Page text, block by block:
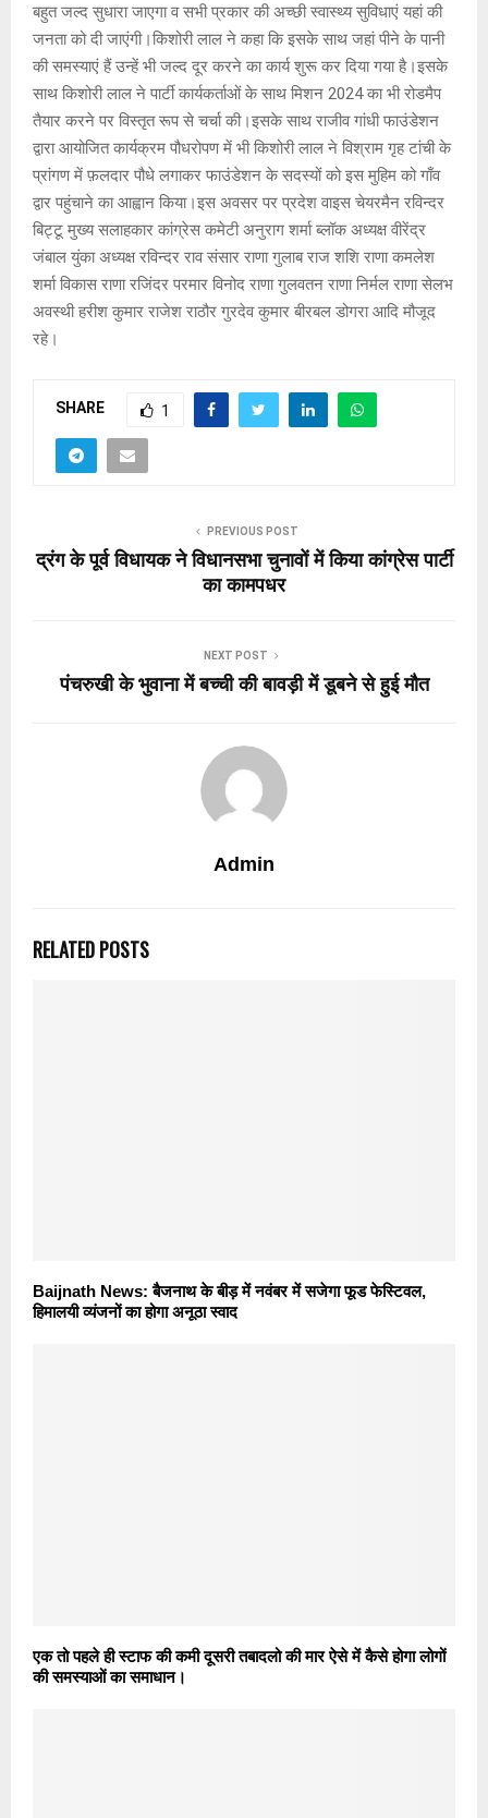
बहुत जल्द सुधारा जाएगा व सभी प्रकार की अच्छी स्वास्थ्य सुविधाएं यहां की
जनता को दी जाएंगी।किशोरी लाल ने कहा कि इसके साथ जहां पीने के पानी
की समस्याएं हैं उन्हें भी जल्द दूर करने का कार्य शुरू कर दिया गया है।इसके
साथ किशोरी लाल ने पार्टी कार्यकर्ताओं के साथ मिशन 2024 का भी रोडमैप
तैयार करने पर विस्तृत रूप से चर्चा की।इसके साथ राजीव गांधी फाउंडेशन
द्वारा आयोजित कार्यक्रम पौधरोपण में भी किशोरी लाल ने विश्राम गृह टांची के
प्रांगण में फ़लदार पौधे लगाकर फाउंडेशन के सदस्यों को इस मुहिम को गाँव
द्वार पहुंचाने का आह्वान किया।इस अवसर पर प्रदेश वाइस चेयरमैन रविन्दर
बिट्टू मुख्य सलाहकार कांग्रेस कमेटी अनुराग शर्मा ब्लॉक अध्यक्ष वीरेंद्र
जंबाल युंका अध्यक्ष रविन्दर राव संसार राणा गुलाब राज शशि राणा कमलेश
शर्मा विकास राणा रजिंदर परमार विनोद राणा गुलवतन राणा निर्मल राणा सेलभ
अवस्थी हरीश कुमार राजेश राठौर गुरदेव कुमार बीरबल डोगरा आदि मौजूद
रहे।
SHARE 1
PREVIOUS POST
द्रंग के पूर्व विधायक ने विधानसभा चुनावों में किया कांग्रेस पार्टी
का कामपधर
NEXT POST
पंचरुखी के भुवाना में बच्ची की बावड़ी में डूबने से हुई मौत
Admin
RELATED POSTS
Baijnath News: बैजनाथ के बीड़ में नवंबर में सजेगा फूड फेस्टिवल,
हिमालयी व्यंजनों का होगा अनूठा स्वाद
एक तो पहले ही स्टाफ की कमी दूसरी तबादलो की मार ऐसे में कैसे होगा लोगों
की समस्याओं का समाधान।